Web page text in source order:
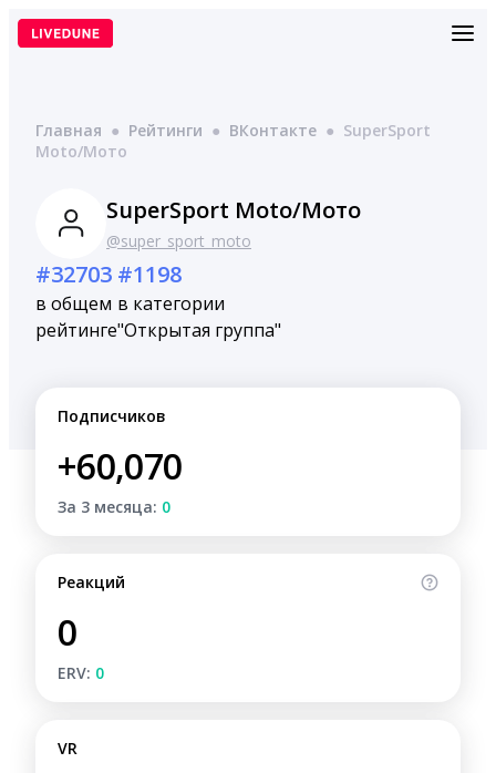
Перейти
Главная ● Рейтинги ● ВКонтакте ● SuperSport
Moto/Мото
SuperSport Moto/Мото
@super_sport_moto
#32703
в общем
рейтинге
#1198
в категории
"Открытая группа"
Подписчиков
+60,070
За 3 месяца: 0
Реакций
0
ERV: 0
VR